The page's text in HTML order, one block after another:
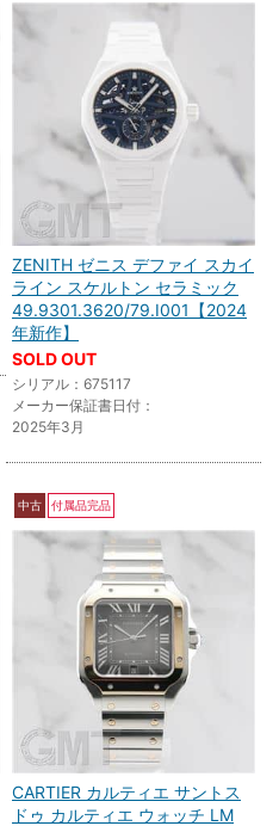
ZENITH ゼニス デファイ スカイ
ライン スケルトン セラミック
49.9301.3620/79.I001【2024
年新作】
SOLD OUT
シリアル：675117
メーカー保証書日付：
2025年3月
中古 付属品完品
CARTIER カルティエ サントス
ドゥ カルティエ ウォッチ LM